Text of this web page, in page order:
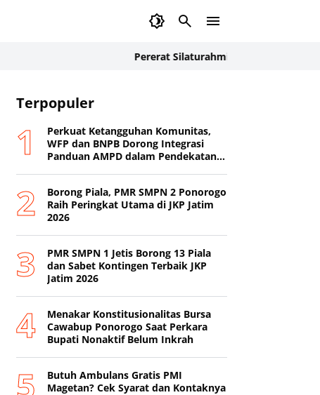
Pererat Silaturahmi, Ratusan Anggota dan
Terpopuler
Perkuat Ketangguhan Komunitas,
WFP dan BNPB Dorong Integrasi
Panduan AMPD dalam Pendekatan
Borong Piala, PMR SMPN 2 Ponorogo
Raih Peringkat Utama di JKP Jatim
2026
PMR SMPN 1 Jetis Borong 13 Piala
dan Sabet Kontingen Terbaik JKP
Jatim 2026
Menakar Konstitusionalitas Bursa
Cawabup Ponorogo Saat Perkara
Bupati Nonaktif Belum Inkrah
Butuh Ambulans Gratis PMI
Magetan? Cek Syarat dan Kontaknya